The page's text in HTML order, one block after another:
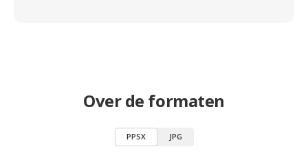
Over de formaten
PPSX JPG